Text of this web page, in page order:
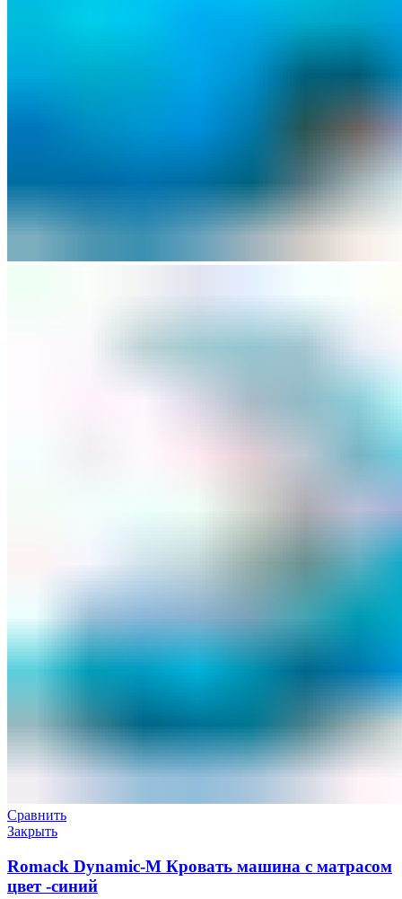
Сравнить
Закрыть
Romack Dynamic-M Кровать машина с матрасом
цвет -синий